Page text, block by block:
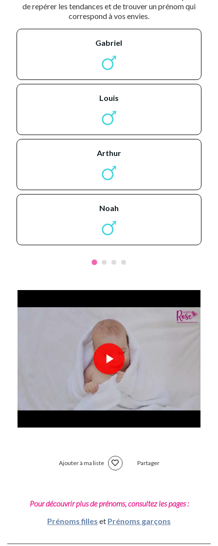
de repérer les tendances et de trouver un prénom qui
correspond à vos envies.
gabriel
louis
arthur
noah
Ajouter à ma liste Partager
Pour découvrir plus de prénoms, consultez les pages :
Prénoms filles et Prénoms garçons